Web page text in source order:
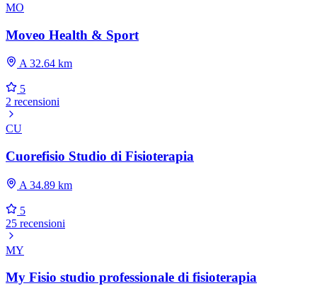
MO
Moveo Health & Sport
A 32.64 km
5
2 recensioni
CU
Cuorefisio Studio di Fisioterapia
A 34.89 km
5
25 recensioni
MY
My Fisio studio professionale di fisioterapia